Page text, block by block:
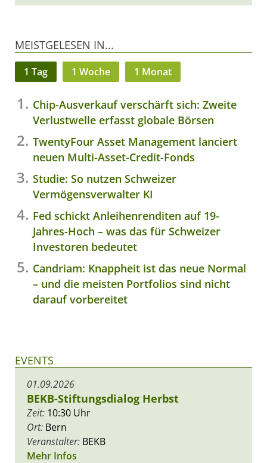
MEISTGELESEN IN...
1 Tag 1 Woche 1 Monat
Chip-Ausverkauf verschärft sich: Zweite
Verlustwelle erfasst globale Börsen
TwentyFour Asset Management lanciert
neuen Multi-Asset-Credit-Fonds
Studie: So nutzen Schweizer
Vermögensverwalter KI
Fed schickt Anleihenrenditen auf 19-
Jahres-Hoch – was das für Schweizer
Investoren bedeutet
Candriam: Knappheit ist das neue Normal
– und die meisten Portfolios sind nicht
darauf vorbereitet
EVENTS
01.09.2026
BEKB-Stiftungsdialog Herbst
Zeit: 10:30 Uhr
Ort: Bern
Veranstalter: BEKB
Mehr Infos